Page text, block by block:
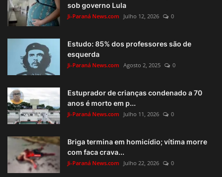
sob governo Lula
Ji-Paraná News.com Julho 12, 2026 0
Estudo: 85% dos professores são de
esquerda
Ji-Paraná News.com Agosto 2, 2025 0
Estuprador de crianças condenado a 70
anos é morto em p...
Ji-Paraná News.com Julho 11, 2026 0
Briga termina em homicídio; vítima morre
com faca crava...
Ji-Paraná News.com Julho 22, 2026 0